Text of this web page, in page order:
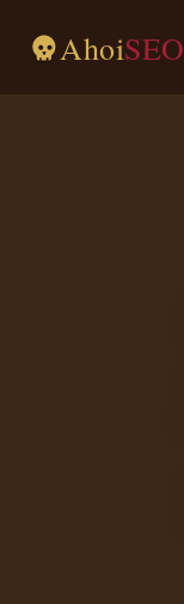
AhoiSEO